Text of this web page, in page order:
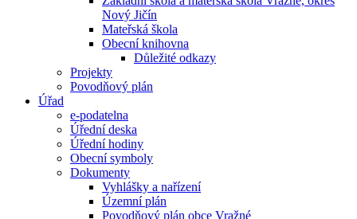
Nový Jičín
Mateřská škola
Obecní knihovna
Důležité odkazy
Projekty
Povodňový plán
Úřad
e-podatelna
Úřední deska
Úřední hodiny
Obecní symboly
Dokumenty
Vyhlášky a nařízení
Územní plán
Povodňový plán obce Vražné